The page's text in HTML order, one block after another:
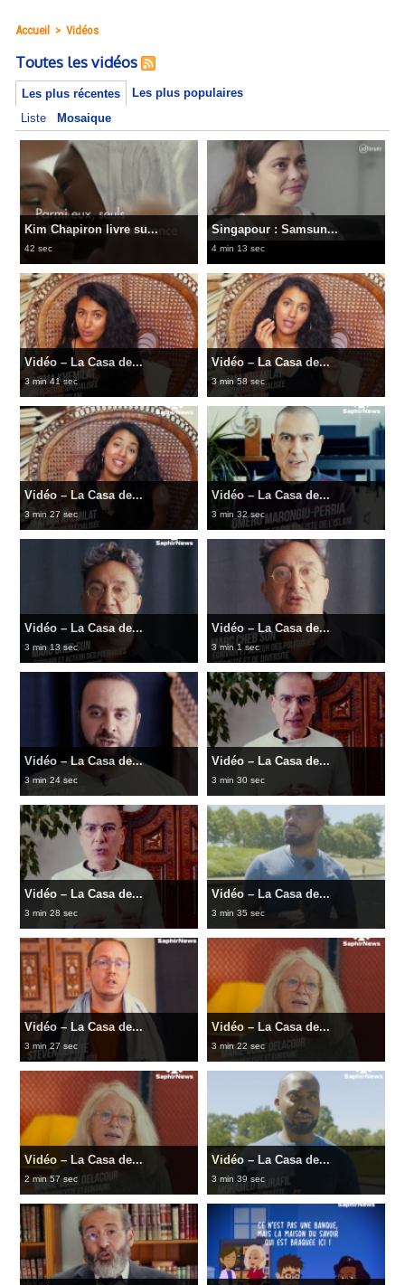
Accueil > Vidéos
Toutes les vidéos
Les plus récentes
Les plus populaires
Liste
Mosaique
Kim Chapiron livre su...
42 sec
Singapour : Samsun...
4 min 13 sec
Vidéo – La Casa de...
3 min 41 sec
Vidéo – La Casa de...
3 min 58 sec
Vidéo – La Casa de...
3 min 27 sec
Vidéo – La Casa de...
3 min 32 sec
Vidéo – La Casa de...
3 min 13 sec
Vidéo – La Casa de...
3 min 1 sec
Vidéo – La Casa de...
3 min 24 sec
Vidéo – La Casa de...
3 min 30 sec
Vidéo – La Casa de...
3 min 28 sec
Vidéo – La Casa de...
3 min 35 sec
Vidéo – La Casa de...
3 min 27 sec
Vidéo – La Casa de...
3 min 22 sec
Vidéo – La Casa de...
2 min 57 sec
Vidéo – La Casa de...
3 min 39 sec